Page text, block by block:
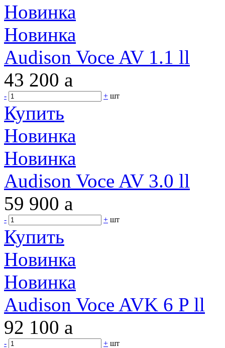
Новинка
Новинка
Audison Voce AV 1.1 ll
43 200 a
- + шт
Купить
Новинка
Новинка
Audison Voce AV 3.0 ll
59 900 a
- + шт
Купить
Новинка
Новинка
Audison Voce AVK 6 P ll
92 100 a
- + шт